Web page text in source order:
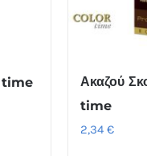
time
Ακαζού
time
2,34 €